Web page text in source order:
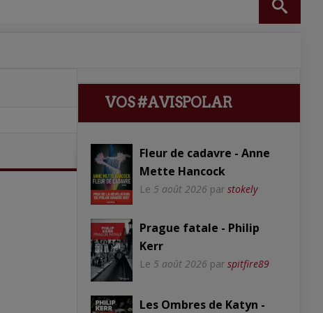
VOS #AVISPOLAR
Fleur de cadavre - Anne
Mette Hancock
Le 5 août 2026 par stokely
Prague fatale - Philip
Kerr
Le 5 août 2026 par spitfire89
Les Ombres de Katyn -